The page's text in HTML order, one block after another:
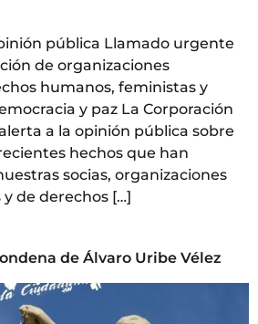
pública Llamado urgente
de organizaciones
humanos, feministas y
y paz La Corporación
a la opinión pública sobre
hechos que han
socias, organizaciones
de derechos […]
de Álvaro Uribe Vélez